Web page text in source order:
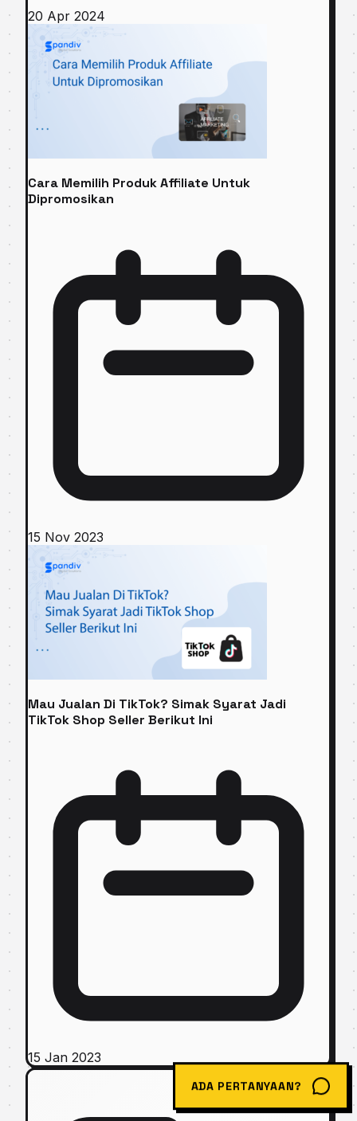
20 Apr 2024
Cara Memilih Produk Affiliate Untuk
Dipromosikan
15 Nov 2023
Mau Jualan Di TikTok? Simak Syarat Jadi
TikTok Shop Seller Berikut Ini
15 Jan 2023
ADA PERTANYAAN?